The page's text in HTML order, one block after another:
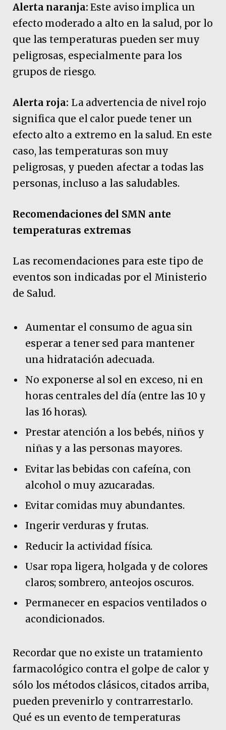
Alerta naranja: Este aviso implica un
efecto moderado a alto en la salud, por lo
que las temperaturas pueden ser muy
peligrosas, especialmente para los
grupos de riesgo.
Alerta roja: La advertencia de nivel rojo
significa que el calor puede tener un
efecto alto a extremo en la salud. En este
caso, las temperaturas son muy
peligrosas, y pueden afectar a todas las
personas, incluso a las saludables.
Recomendaciones del SMN ante
temperaturas extremas
Las recomendaciones para este tipo de
eventos son indicadas por el Ministerio
de Salud.
Aumentar el consumo de agua sin
esperar a tener sed para mantener
una hidratación adecuada.
No exponerse al sol en exceso, ni en
horas centrales del día (entre las 10 y
las 16 horas).
Prestar atención a los bebés, niños y
niñas y a las personas mayores.
Evitar las bebidas con cafeína, con
alcohol o muy azucaradas.
Evitar comidas muy abundantes.
Ingerir verduras y frutas.
Reducir la actividad física.
Usar ropa ligera, holgada y de colores
claros; sombrero, anteojos oscuros.
Permanecer en espacios ventilados o
acondicionados.
Recordar que no existe un tratamiento
farmacológico contra el golpe de calor y
sólo los métodos clásicos, citados arriba,
pueden prevenirlo y contrarrestarlo.
Qué es un evento de temperaturas